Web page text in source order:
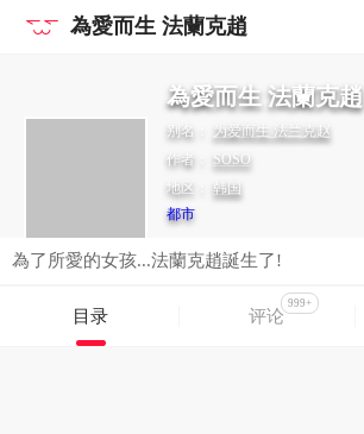
為愛而生 法蘭克趙
為愛而生 法蘭克趙
别名：
为爱而生 法兰克赵
作者： SOSO
地区： 韩国
都市
為了所愛的女孩...法蘭克趙誕生了!
目录 评论
999+